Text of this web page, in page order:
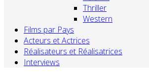
Thriller
Western
Films par Pays
Acteurs et Actrices
Réalisateurs et Réalisatrices
Interviews